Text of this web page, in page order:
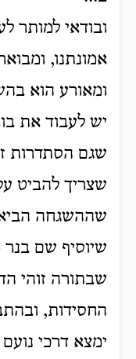
ובודאי למותר
אמונתנו,
ומאורע הוא
יש לעבוד את
שגם הסתדרות
שצריך להביט
שההשגחה
שיוסיף שם בנר
שבתורה זוהי
החסידות,
ימצא דרכי